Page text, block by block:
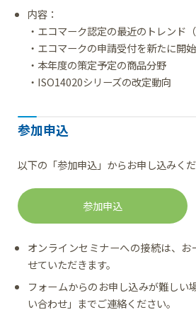
内容：
・エコマーク認定の最近のトレンド
・エコマークの申請受付を新たに開
・本年度の策定予定の商品分野
・ISO14020シリーズの改定動向
参加申込
以下の「参加申込」からお申し込みくだ
参加申込
オンラインセミナーへの接続は、お
せていただきます。
フォームからのお申し込みが難しい
い合わせ」までご連絡ください。